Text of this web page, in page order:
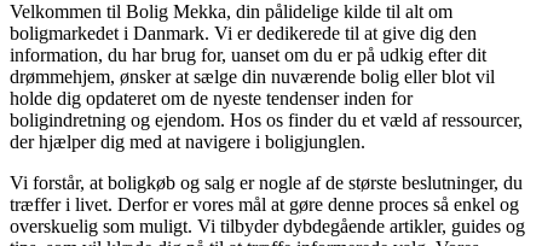
Velkommen til Bolig Mekka, din pålidelige kilde til alt om
boligmarkedet i Danmark. Vi er dedikerede til at give dig den
information, du har brug for, uanset om du er på udkig efter dit
drømmehjem, ønsker at sælge din nuværende bolig eller blot vil
holde dig opdateret om de nyeste tendenser inden for
boligindretning og ejendom. Hos os finder du et væld af ressourcer,
der hjælper dig med at navigere i boligjunglen.
Vi forstår, at boligkøb og salg er nogle af de største beslutninger, du
træffer i livet. Derfor er vores mål at gøre denne proces så enkel og
overskuelig som muligt. Vi tilbyder dybdegående artikler, guides og